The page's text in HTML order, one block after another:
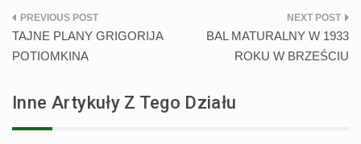
Nawigacja
wpisu
TAJNE PLANY GRIGORIJA
POTIOMKINA
BAL MATURALNY W 1933
ROKU W BRZEŚCIU
Inne Artykuły Z Tego Działu